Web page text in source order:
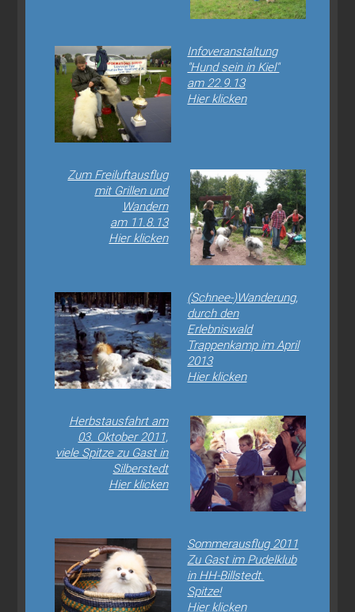
Infoveranstaltung
"Hund sein in Kiel"
am 22.9.13
Hier klicken
Zum Freiluftausflug
mit Grillen und
Wandern
am 11.8.13
Hier klicken
(Schnee-)Wanderung,
durch den
Erlebniswald
Trappenkamp im April
2013
Hier klicken
Herbstausfahrt am
03. Oktober 2011,
viele Spitze zu Gast in
Silberstedt
Hier klicken
Sommerausflug 2011
Zu Gast im Pudelklub
in HH-Billstedt.
Spitze!
Hier klicken